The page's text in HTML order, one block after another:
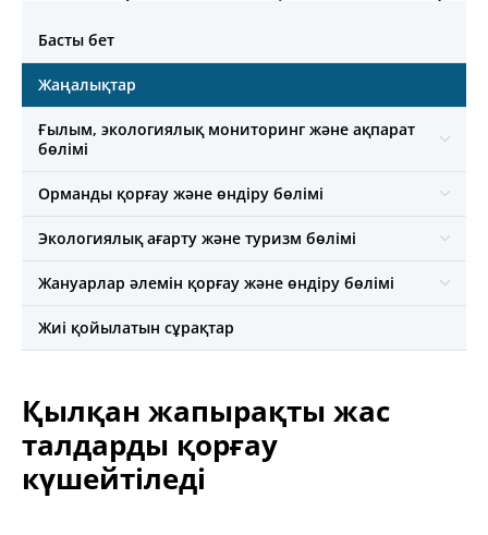
Басты бет
Жаңалықтар
Ғылым, экологиялық мониторинг және ақпарат
бөлімі
Орманды қорғау және өндіру бөлімі
Экологиялық ағарту және туризм бөлімі
Жануарлар әлемін қорғау және өндіру бөлімі
Жиі қойылатын сұрақтар
Қылқан жапырақты жас
талдарды қорғау
күшейтіледі